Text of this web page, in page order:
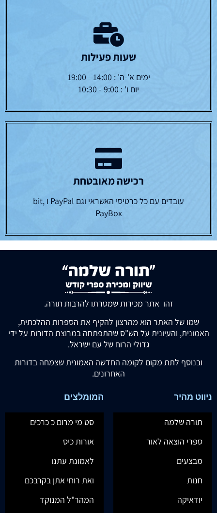
שעות פעילות
ימים א'-ה' : 14:00 - 19:00
יום ו' : 9:00 - 10:30
רכישה מאובטחת
עובדים עם כל כרטיסי האשראי וגם PayPal ו bit,
PayBox
זהו אתר מכירות שמטרתו להרבות תורה.
שמו של האתר הוא מהרצון להקיף את הספרות ההלכתית,
האמונית, והעיונית על הש"ס שהתפתחה במרוצת הדורות על ידי
גדולי הרוח של עם ישראל.
ובנוסף לתת מקום לקומה החדשה האמונית שצמחה בדורות
האחרונים.
ניווט מהיר
תורה שלמה
ספרי הוצאה לאור
מבצעים
חנות
יודאיקה
המומלצים
סט מי מרום כ כרכים
אורות כיס
לאמונת עתנו
ואת רוחי אתן בקרבכם
המהר"ל המנוקד